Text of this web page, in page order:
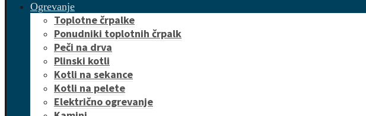
Ogrevanje
Toplotne črpalke
Ponudniki toplotnih črpalk
Peči na drva
Plinski kotli
Kotli na sekance
Kotli na pelete
Električno ogrevanje